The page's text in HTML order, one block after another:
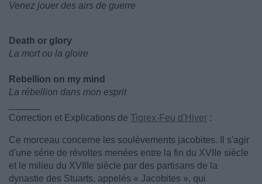
Venez jouer des airs de guerre
Death or glory
La mort ou la gloire
Rebellion on my mind
La rébellion dans mon esprit
Correction et Explications de Tigrex-Feu d'Hiver :
Ce morceau concerne les soulèvements jacobites. Il s'agir
d'une série de révoltes menées entre la fin du XVIIe siècle
et le milieu du XVIIIe siècle par des partisans de la
dynastie des Stuarts, appelés « Jacobites », qui